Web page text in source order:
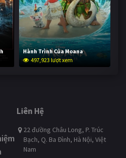
Hành Trình Của Moana
497,923 lượt xem
Liên Hệ
22 đường Châu Long, P. Trúc
Bạch, Q. Ba Đình, Hà Nội, Việt
Nam